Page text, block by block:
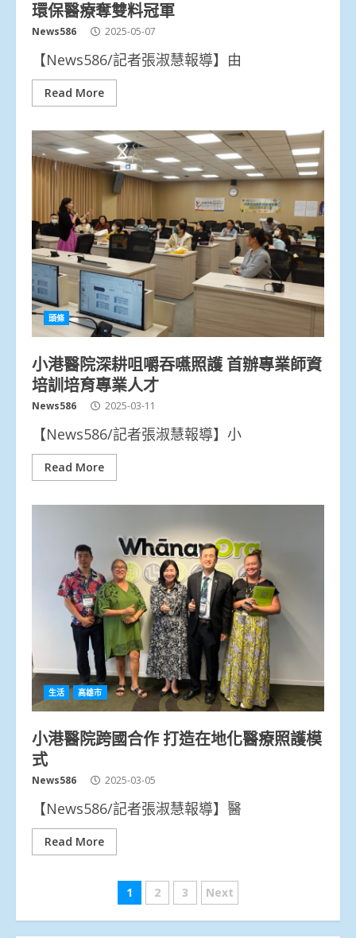
環保醫療奪雙料冠軍
News586 2025-05-07
【News586/記者張淑慧報導】由
Read More
頭條
小港醫院深耕咀嚼吞嚥照護 首辦專業師資
培訓培育專業人才
News586 2025-03-11
【News586/記者張淑慧報導】小
Read More
生活 高雄市
小港醫院跨國合作 打造在地化醫療照護模
式
News586 2025-03-05
【News586/記者張淑慧報導】醫
Read More
文
章
1 2 3 Next